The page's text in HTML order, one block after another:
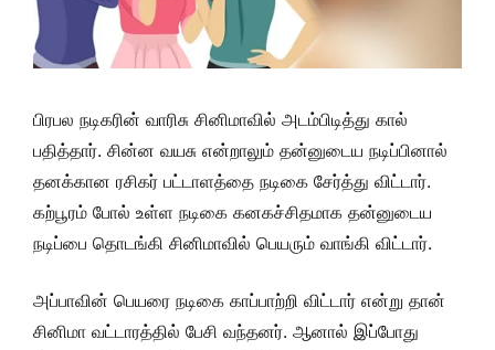
பிரபல நடிகரின் வாரிசு சினிமாவில் அடம்பிடித்து கால்
பதித்தார். சின்ன வயசு என்றாலும் தன்னுடைய நடிப்பினால்
தனக்கான ரசிகர் பட்டாளத்தை நடிகை சேர்த்து விட்டார்.
கற்பூரம் போல் உள்ள நடிகை கனகச்சிதமாக தன்னுடைய
நடிப்பை தொடங்கி சினிமாவில் பெயரும் வாங்கி விட்டார்.
அப்பாவின் பெயரை நடிகை காப்பாற்றி விட்டார் என்று தான்
சினிமா வட்டாரத்தில் பேசி வந்தனர். ஆனால் இப்போது